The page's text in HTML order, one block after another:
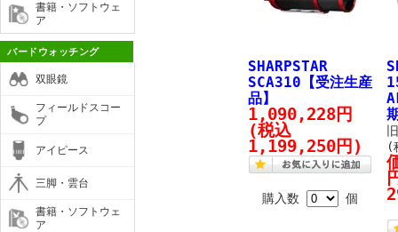
書籍・ソフトウェ
ア
バードウォッチング
双眼鏡
フィールドスコー
プ
アイピース
三脚・雲台
書籍・ソフトウェ
ア
SHARPSTAR
SCA310【受注生産
品】
1,090,228円
(税込
1,199,250円)
購入数 個
(